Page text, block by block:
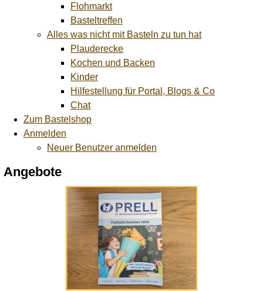
Flohmarkt
Basteltreffen
Alles was nicht mit Basteln zu tun hat
Plauderecke
Kochen und Backen
Kinder
Hilfestellung für Portal, Blogs & Co
Chat
Zum Bastelshop
Anmelden
Neuer Benutzer anmelden
Angebote